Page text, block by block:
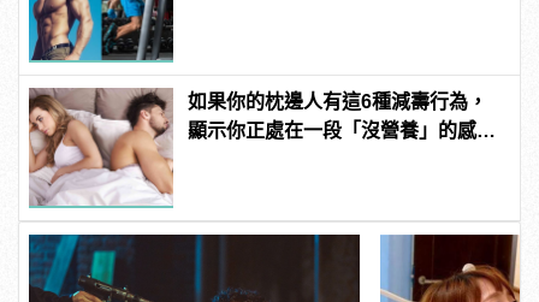
如果你的枕邊人有這6種減壽行為，
顯示你正處在一段「沒營養」的感情